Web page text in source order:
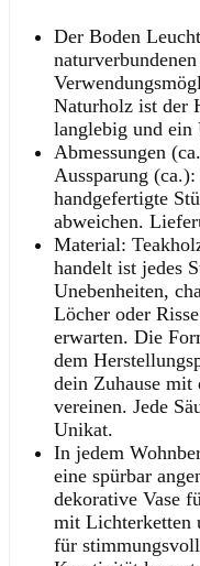
Der Boden
Naturholz ist der
langlebig und ein
Abmessungen
Aussparung
handgefertigte
abweichen.
Material:
handelt ist jedes
Unebenheiten,
Löcher oder
erwarten. Die
dem
dein Zuhause
vereinen. Jede
Unikat.
In jedem
eine spürbar
dekorative Vase
mit Lichterketten
für